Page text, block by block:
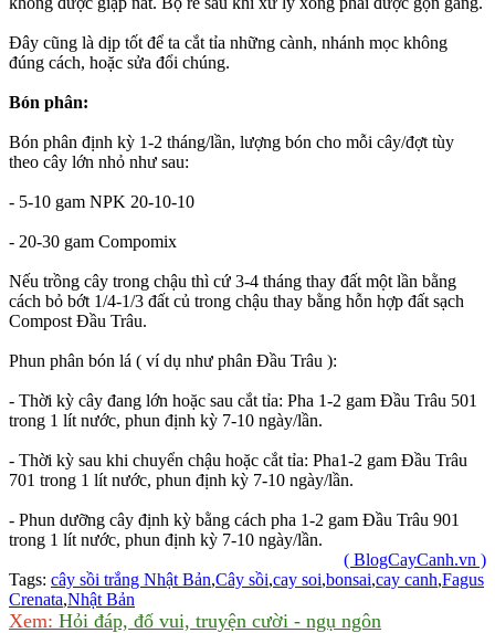
Đây cũng là dịp tốt để ta cắt tỉa những cành, nhánh mọc không
đúng cách, hoặc sửa đổi chúng.
Bón phân:
Bón phân định kỳ 1-2 tháng/lần, lượng bón cho mỗi cây/đợt tùy
theo cây lớn nhỏ như sau:
- 5-10 gam NPK 20-10-10
- 20-30 gam Compomix
Nếu trồng cây trong chậu thì cứ 3-4 tháng thay đất một lần bằng
cách bỏ bớt 1/4-1/3 đất củ trong chậu thay bằng hỗn hợp đất sạch
Compost Đầu Trâu.
Phun phân bón lá ( ví dụ như phân Đầu Trâu ):
- Thời kỳ cây đang lớn hoặc sau cắt tỉa: Pha 1-2 gam Đầu Trâu 501
trong 1 lít nước, phun định kỳ 7-10 ngày/lần.
- Thời kỳ sau khi chuyển chậu hoặc cắt tỉa: Pha1-2 gam Đầu Trâu
701 trong 1 lít nước, phun định kỳ 7-10 ngày/lần.
- Phun dưỡng cây định kỳ bằng cách pha 1-2 gam Đầu Trâu 901
trong 1 lít nước, phun định kỳ 7-10 ngày/lần.
( BlogCayCanh.vn )
Tags: cây sồi trắng Nhật Bản,Cây sồi,cay soi,bonsai,cay canh,Fagus
Crenata,Nhật Bản
Xem: Hỏi đáp, đố vui, truyện cười - ngụ ngôn